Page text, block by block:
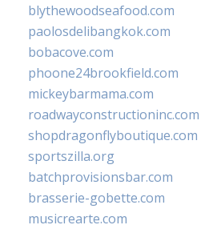
blythewoodseafood.com
paolosdelibangkok.com
bobacove.com
phoone24brookfield.com
mickeybarmama.com
roadwayconstructioninc.com
shopdragonflyboutique.com
sportszilla.org
batchprovisionsbar.com
brasserie-gobette.com
musicrearte.com